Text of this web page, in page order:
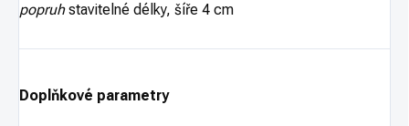
popruhstavitelné délky, šíře 4 cm
Doplňkové parametry